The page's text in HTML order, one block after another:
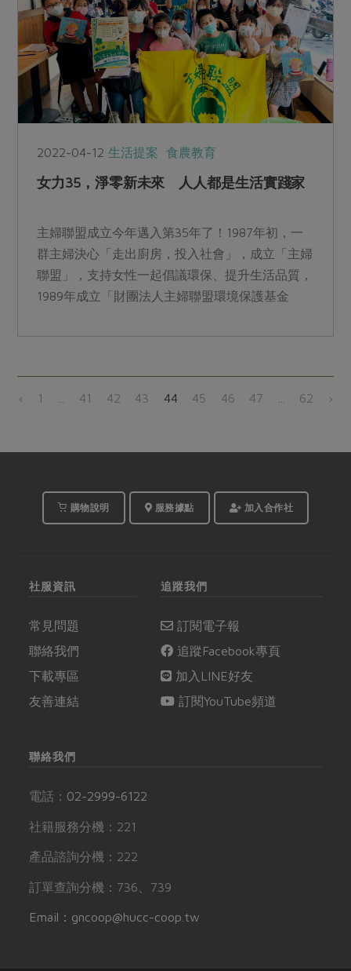
2022-04-12生活提案 食農教育
女力35，淨零新未來 人人都是生活實踐家
主婦聯盟成立今年邁入第35年了！1987年初，一
群主婦決心「走出廚房，投入社會」，成立「主婦
聯盟」，支持女性一起倡議環保、提升生活品質，
1989年成立「財團法人主婦聯盟環境保護基金
‹ 1 41 42 43 44 45 46 47 62 ›
購物說明 服務據點 加入合作社
社服資訊
常見問題
聯絡我們
下載專區
友善連結
追蹤我們
訂閱電子報
追蹤Facebook專頁
加入LINE好友
訂閱YouTube頻道
聯絡我們
電話： 02-2999-6122
社籍服務分機：221
產品諮詢分機：222
訂單查詢分機：736、739
Email：gncoop@hucc-coop.tw